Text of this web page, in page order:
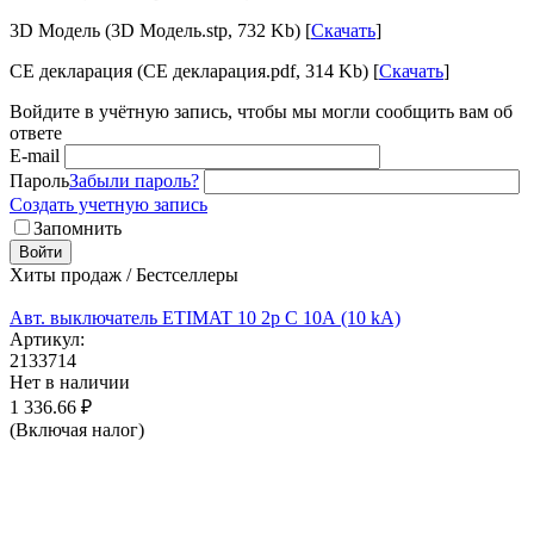
3D Модель (3D Модель.stp, 732 Kb) [Скачать]
CE декларация (CE декларация.pdf, 314 Kb) [Скачать]
Войдите в учётную запись, чтобы мы могли сообщить вам об
ответе
E-mail
ПарольЗабыли пароль?
Создать учетную запись
Запомнить
Войти
Хиты продаж / Бестселлеры
Авт. выключатель ETIMAT 10 2p C 10А (10 kA)
Артикул:
2133714
Нет в наличии
1 336.66 ₽
(Включая налог)